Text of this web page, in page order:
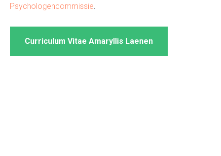
Psychologencommissie.
Curriculum Vitae Amaryllis Laenen